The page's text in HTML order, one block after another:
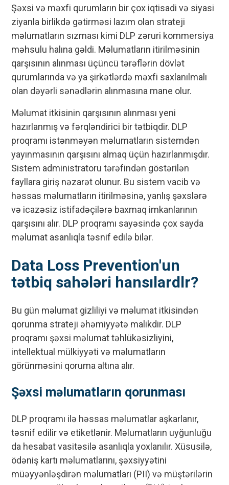
Şəxsi və məxfi qurumların bir çox iqtisadi və siyasi
ziyanla birlikdə gətirməsi lazım olan strateji
məlumatların sızması kimi DLP zəruri kommersiya
məhsulu halına gəldi. Məlumatların itirilməsinin
qarşısının alınması üçüncü tərəflərin dövlət
qurumlarında və ya şirkətlərdə məxfi saxlanılmalı
olan dəyərli sənədlərin alınmasına mane olur.
Məlumat itkisinin qarşısının alınması yeni
hazırlanmış və fərqləndirici bir tətbiqdir. DLP
proqramı istənməyən məlumatların sistemdən
yayınmasının qarşısını almaq üçün hazırlanmışdır.
Sistem administratoru tərəfindən göstərilən
fayllara giriş nəzarət olunur. Bu sistem vacib və
həssas məlumatların itirilməsinə, yanlış şəxslərə
və icazəsiz istifadəçilərə baxmaq imkanlarının
qarşısını alır. DLP proqramı sayəsində çox sayda
məlumat asanlıqla təsnif edilə bilər.
Data Loss Prevention'un
tətbiq sahələri hansılardlr?
Bu gün məlumat gizliliyi və məlumat itkisindən
qorunma strateji əhəmiyyətə malikdir. DLP
proqramı şəxsi məlumat təhlükəsizliyini,
intellektual mülkiyyəti və məlumatların
görünməsini qoruma altına alır.
Şəxsi məlumatların qorunması
DLP proqramı ilə həssas məlumatlar aşkarlanır,
təsnif edilir və etiketlənir. Məlumatların uyğunluğu
da hesabat vasitəsilə asanlıqla yoxlanılır. Xüsusilə,
ödəniş kartı məlumatlarını, şəxsiyyətini
müəyyənləşdirən məlumatları (PII) və müştərilərin